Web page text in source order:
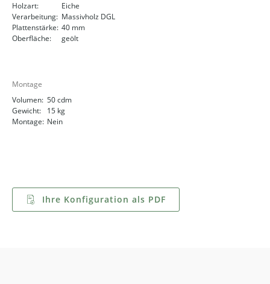
Holzart:
Eiche
Verarbeitung: Massivholz DGL
Plattenstärke: 40 mm
Oberfläche:
geölt
Montage
Volumen: 50 cdm
Gewicht:
15 kg
Montage: Nein
Ihre Konfiguration als PDF